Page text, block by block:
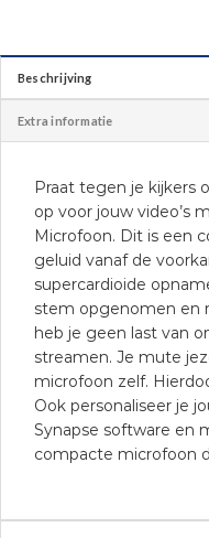
Beschrijving
Extra informatie
Praat tegen je kijkers
op voor jouw video’s
Microfoon. Dit is een
geluid vanaf de
supercardioide
stem opgenomen en
heb je geen last van
streamen. Je mute
microfoon zelf.
Ook personaliseer je
Synapse software en
compacte microfoon